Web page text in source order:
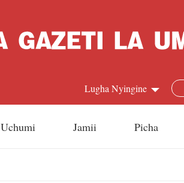
Lugha Nyingine
Uchumi Jamii Picha